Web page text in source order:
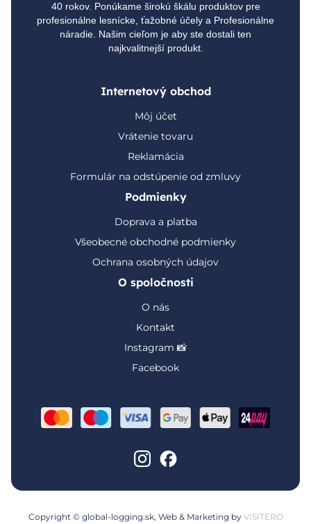
40 rokov. Ponúkame širokú škálu produktov pre
profesionálne lesnícke, ťažobné účely a Profesionálne
náradie. Našim cieľom je aby ste dostali ten
najkvalitnejší produkt.
Internetový obchod
Môj účet
Vrátenie tovaru
Reklamácia
Formulár na odstúpenie od zmluvy
Podmienky
Doprava a platba
Všeobecné obchodné podmienky
Ochrana osobných údajov
O spoločnosti
O nás
Kontakt
Instagram 📸
Facebook
Copyright © global-logging.sk, Web & Marketing by VISITERO